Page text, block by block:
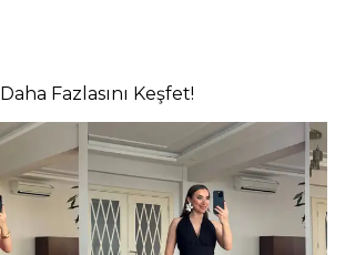
Daha Fazlasını Keşfet!